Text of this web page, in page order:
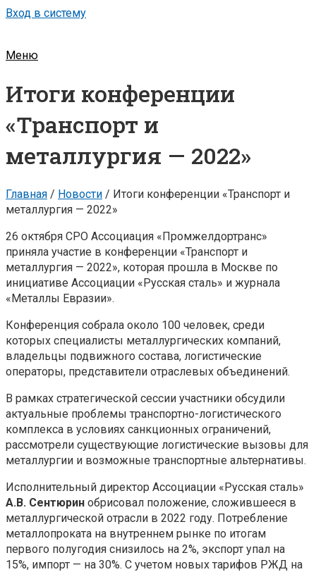
Вход в систему
Меню
Итоги конференции
«Транспорт и
металлургия — 2022»
Главная / Новости / Итоги конференции «Транспорт и
металлургия — 2022»
26 октября СРО Ассоциация «Промжелдортранс»
приняла участие в конференции «Транспорт и
металлургия — 2022», которая прошла в Москве по
инициативе Ассоциации «Русская сталь» и журнала
«Металлы Евразии».
Конференция собрала около 100 человек, среди
которых специалисты металлургических компаний,
владельцы подвижного состава, логистические
операторы, представители отраслевых объединений.
В рамках стратегической сессии участники обсудили
актуальные проблемы транспортно-логистического
комплекса в условиях санкционных ограничений,
рассмотрели существующие логистические вызовы для
металлургии и возможные транспортные альтернативы.
Исполнительный директор Ассоциации «Русская сталь»
А.В. Сентюрин обрисовал положение, сложившееся в
металлургической отрасли в 2022 году. Потребление
металлопроката на внутреннем рынке по итогам
первого полугодия снизилось на 2%, экспорт упал на
15%, импорт — на 30%. С учетом новых тарифов РЖД на